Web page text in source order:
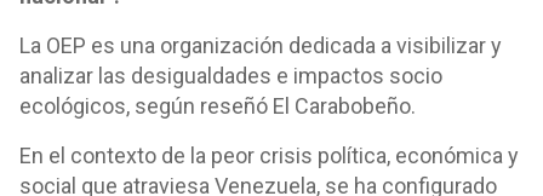
La OEP es una organización dedicada a visibilizar y
analizar las desigualdades e impactos socio
ecológicos, según reseñó El Carabobeño.
En el contexto de la peor crisis política, económica y
social que atraviesa Venezuela, se ha configurado